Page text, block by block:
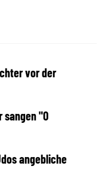
vor der
"O
angebliche